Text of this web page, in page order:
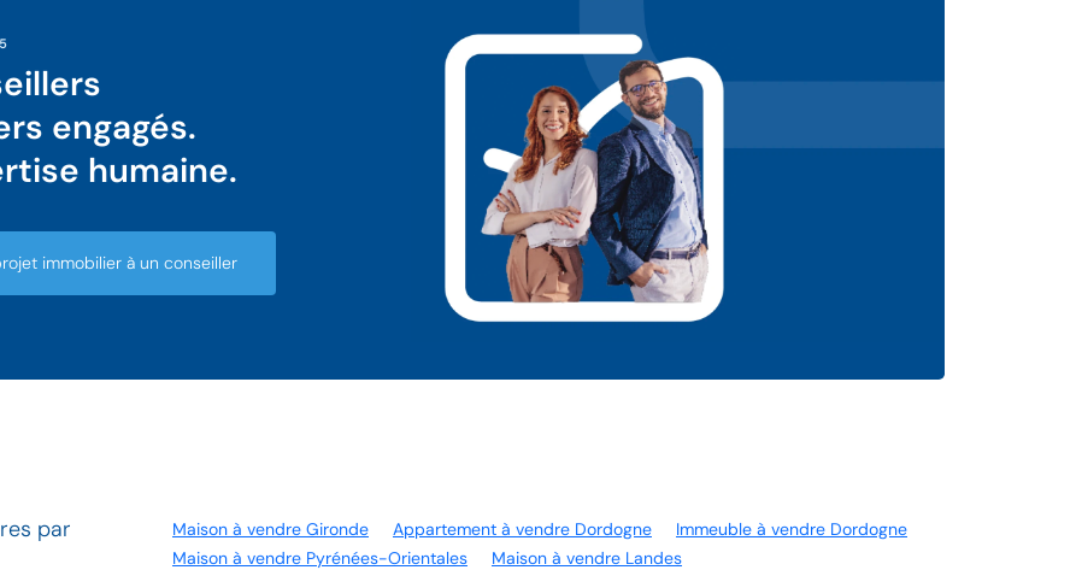
engagés.
humaine.
immobilier à un conseiller
par
Maison à vendre Gironde Appartement à vendre Dordogne
Immeuble à vendre Dordogne
Maison à vendre Pyrénées-Orientales
Maison à vendre Landes